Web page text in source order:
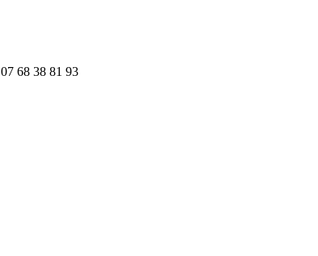
07 68 38 81 93